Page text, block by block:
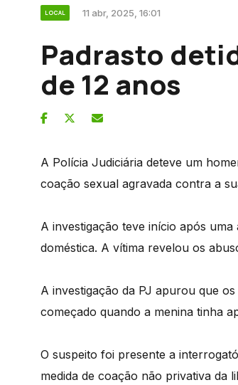
LOCAL 11 abr, 2025, 16:01
Padrasto
de 12 anos
A Polícia Judiciária deteve um
coação sexual agravada contra a
A investigação teve início após
doméstica. A vítima revelou os
A investigação da PJ apurou que
começado quando a menina tinha
O suspeito foi presente a
medida de coação não privativa da